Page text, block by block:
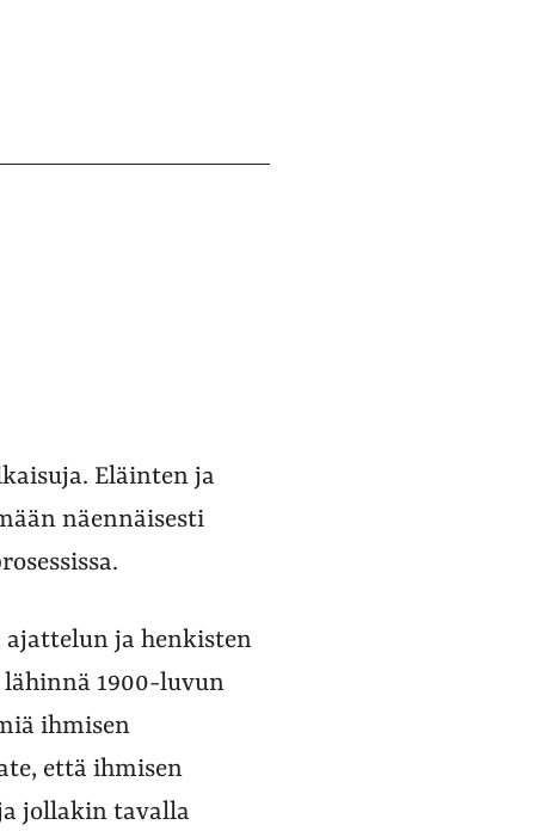
Eläinten ja
näennäisesti
ja henkisten
1900-luvun
ihmisen
että ihmisen
jollakin tavalla